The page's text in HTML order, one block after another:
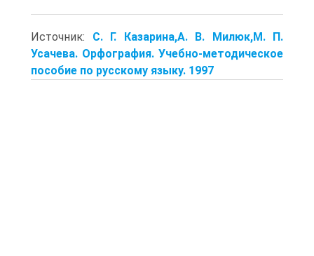
Источник: С. Г. Казарина,А. В. Милюк,М. П.
Усачева. Орфография. Учебно-методическое
пособие по русскому языку. 1997